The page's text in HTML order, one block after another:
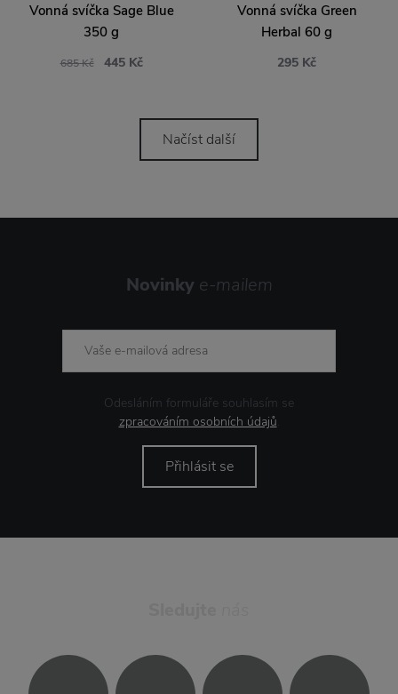
Vonná svíčka Sage Blue
350 g
685 Kč 445 Kč
Vonná svíčka Green
Herbal 60 g
295 Kč
Načíst další
Novinky e-mailem
Odesláním formuláře souhlasím se
zpracováním osobních údajů.
Přihlásit se